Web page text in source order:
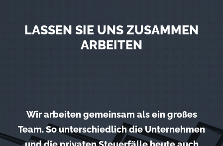
LASSEN SIE UNS ZUSAMMEN
ARBEITEN
Wir arbeiten gemeinsam als ein großes
Team. So unterschiedlich die Unternehmen